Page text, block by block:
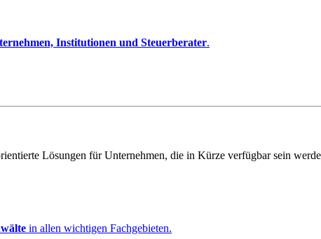
Institutionen und Steuerberater.
Lösungen für Unternehmen, die in Kürze verfügbar sein
in allen wichtigen Fachgebieten.